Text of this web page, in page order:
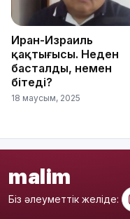
Иран-Израиль
қақтығысы. Неден
басталды, немен
бітеді?
18 маусым, 2025
malim
Біз әлеуметтік желіде: